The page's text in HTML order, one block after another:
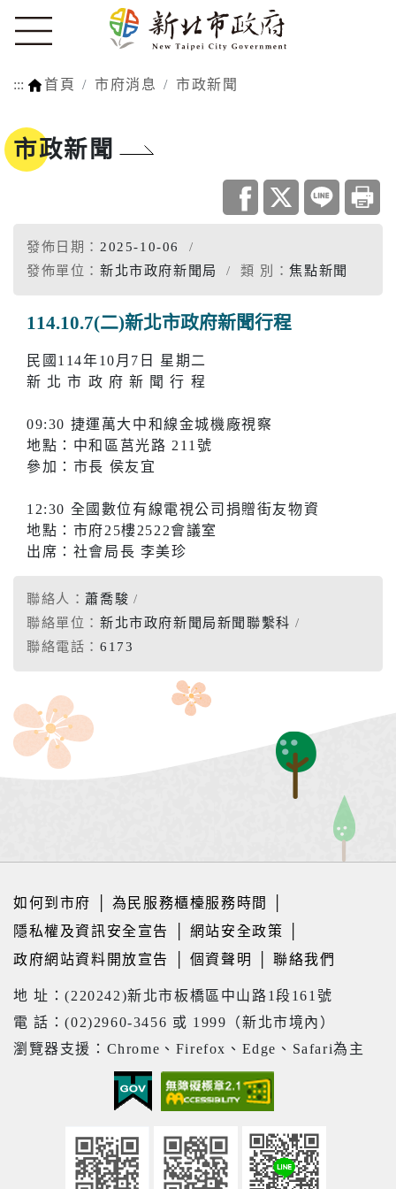
::: 首頁 市府消息 市政新聞
市政新聞
發佈日期： 2025-10-06
發佈單位： 新北市政府新聞局 類 別：焦點新聞
114.10.7(二)新北市政府新聞行程
民國114年10月7日 星期二
新 北 市 政 府 新 聞 行 程
09:30 捷運萬大中和線金城機廠視察
地點：中和區莒光路 211號
參加：市長 侯友宜
12:30 全國數位有線電視公司捐贈街友物資
地點：市府25樓2522會議室
出席：社會局長 李美珍
聯絡人：蕭喬駿
聯絡單位： 新北市政府新聞局新聞聯繫科
聯絡電話： 6173
如何到市府 為民服務櫃檯服務時間
隱私權及資訊安全宣告
網站安全政策
政府網站資料開放宣告
個資聲明 │聯絡我們
地 址：(220242)新北市板橋區中山路1段161號
電 話：(02)2960-3456 或 1999（新北市境內）
瀏覽器支援：Chrome、Firefox、Edge、Safari為主